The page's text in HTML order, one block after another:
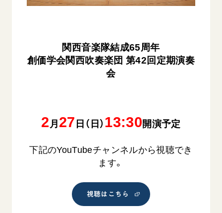
関西音楽隊結成65周年
創価学会関西吹奏楽団 第42回定期演奏
会
2 月 27 日（日）13:30開演予定
下記のYouTubeチャンネルから視聴でき
ます。
視聴はこちら